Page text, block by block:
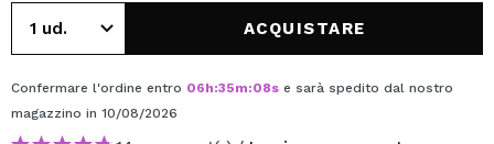
ACQUISTARE
Confermare l'ordine entro 06h:35m:08s e sarà spedito dal nostro
magazzino in 10/08/2026